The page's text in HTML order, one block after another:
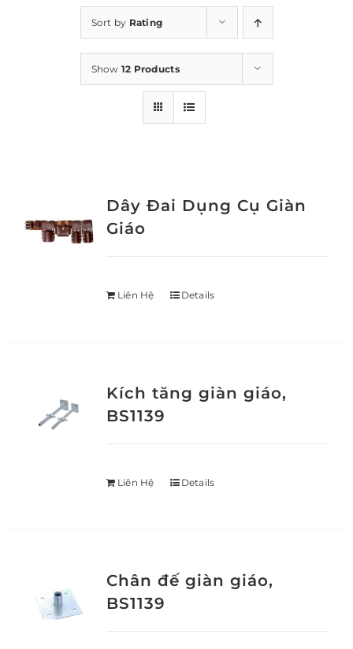
Sort by Rating
Show 12 Products
Dây Đai Dụng Cụ Giàn
Giáo
Liên Hệ Details
Kích tăng giàn giáo,
BS1139
Liên Hệ Details
Chân đế giàn giáo,
BS1139